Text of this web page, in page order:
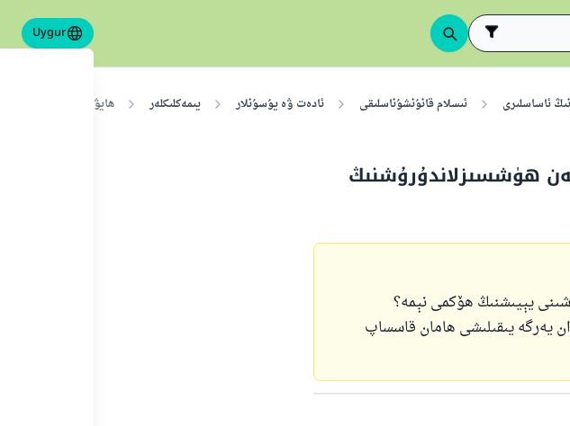
Uygur
ئاساسلىرى ئىسلام قانۇنشۇناسلىقى ئادەت ۋە يۇسۇنلار يىمەكلىكلەر ھايۋاننى بوغۇزلاشتىن
ھۈشسىزلاندۇرۇشنىڭ
يېيىشنىڭ ھۆكمى نېمە؟
يەرگە يىقىلىشى ھامان قاسساپ